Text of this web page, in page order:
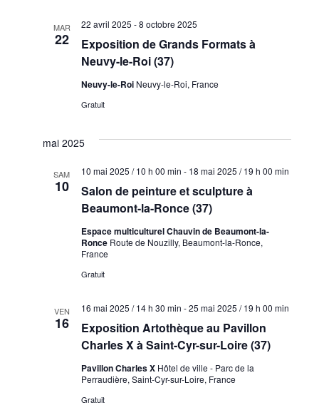
MAR
22
Exposition de Grands Formats à
Neuvy-le-Roi (37)
22 avril 2025 -8 octobre 2025
Neuvy-le-Roi Neuvy-le-Roi, France
Gratuit
mai 2025
SAM
10
Salon de peinture et sculpture à
Beaumont-la-Ronce (37)
10 mai 2025 / 10 h 00 min - 18 mai 2025 / 19 h 00 min
Espace multiculturel Chauvin de Beaumont-la-
Ronce Route de Nouzilly, Beaumont-la-Ronce,
France
Gratuit
VEN
16
Exposition Artothèque au Pavillon
Charles X à Saint-Cyr-sur-Loire (37)
16 mai 2025 / 14 h 30 min -25 mai 2025 / 19 h 00 min
Pavillon Charles X Hôtel de ville - Parc de la
Perraudière, Saint-Cyr-sur-Loire, France
Gratuit